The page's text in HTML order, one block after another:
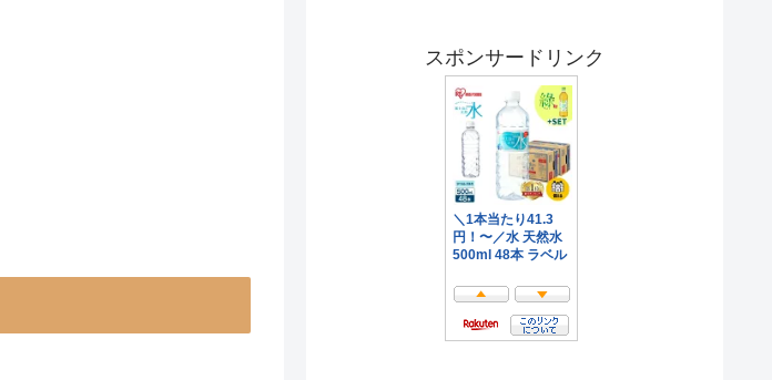
スポンサードリンク